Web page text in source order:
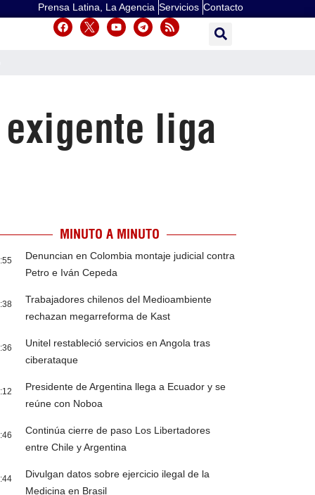
Prensa Latina, La Agencia Servicios Contacto
liga
MINUTO A MINUTO
Denuncian en Colombia montaje judicial contra
Petro e Iván Cepeda
Trabajadores chilenos del Medioambiente
rechazan megarreforma de Kast
Unitel restableció servicios en Angola tras
ciberataque
Presidente de Argentina llega a Ecuador y se
reúne con Noboa
Continúa cierre de paso Los Libertadores
entre Chile y Argentina
Divulgan datos sobre ejercicio ilegal de la
Medicina en Brasil